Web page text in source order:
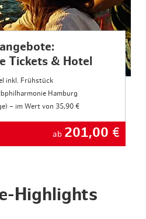
Tickets & Hotel
inkl. Frühstück
Hamburg
– im Wert von 35,90 €
ab 201,00 €
Highlights